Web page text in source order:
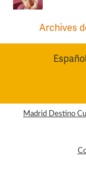
Archives
Español
Madrid Destino